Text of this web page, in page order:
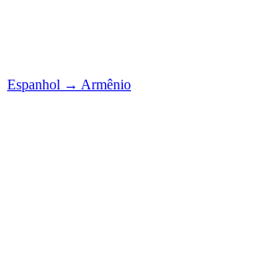
Espanhol → Armênio